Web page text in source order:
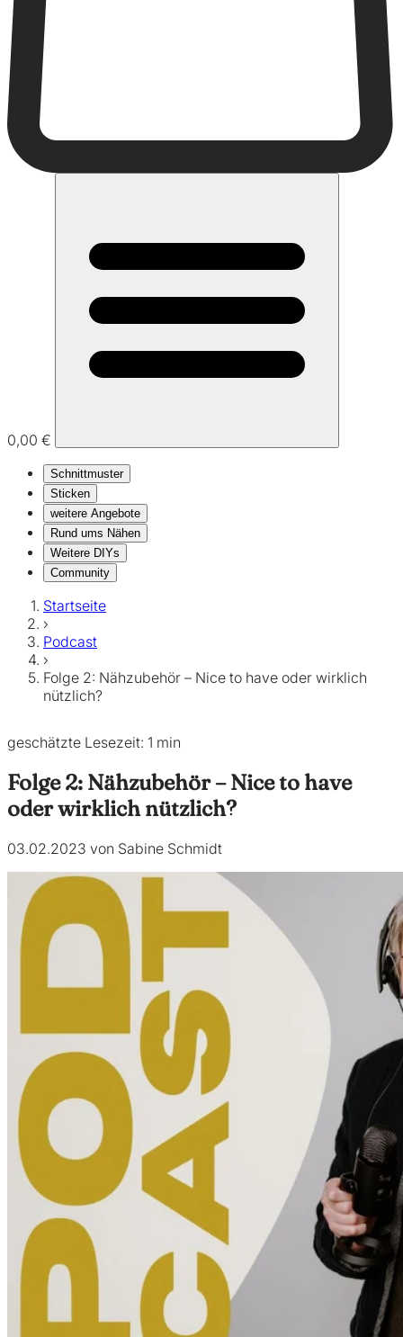
0,00 €
Schnittmuster
Sticken
weitere Angebote
Rund ums Nähen
Weitere DIYs
Community
Startseite
›
Podcast
›
Folge 2: Nähzubehör – Nice to have oder wirklich
nützlich?
geschätzte Lesezeit: 1 min
Folge 2: Nähzubehör – Nice to have
oder wirklich nützlich?
03.02.2023 von Sabine Schmidt